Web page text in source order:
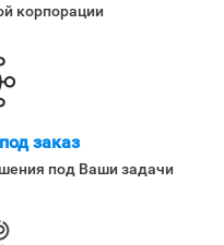
корпорации
заказ
под Ваши задачи